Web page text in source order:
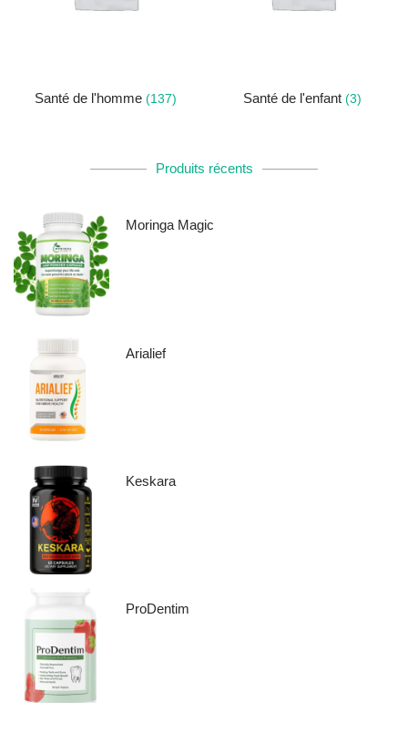
Santé de l'homme (137) Santé de l'enfant(3)
Produits récents
Moringa Magic
Arialief
Keskara
ProDentim